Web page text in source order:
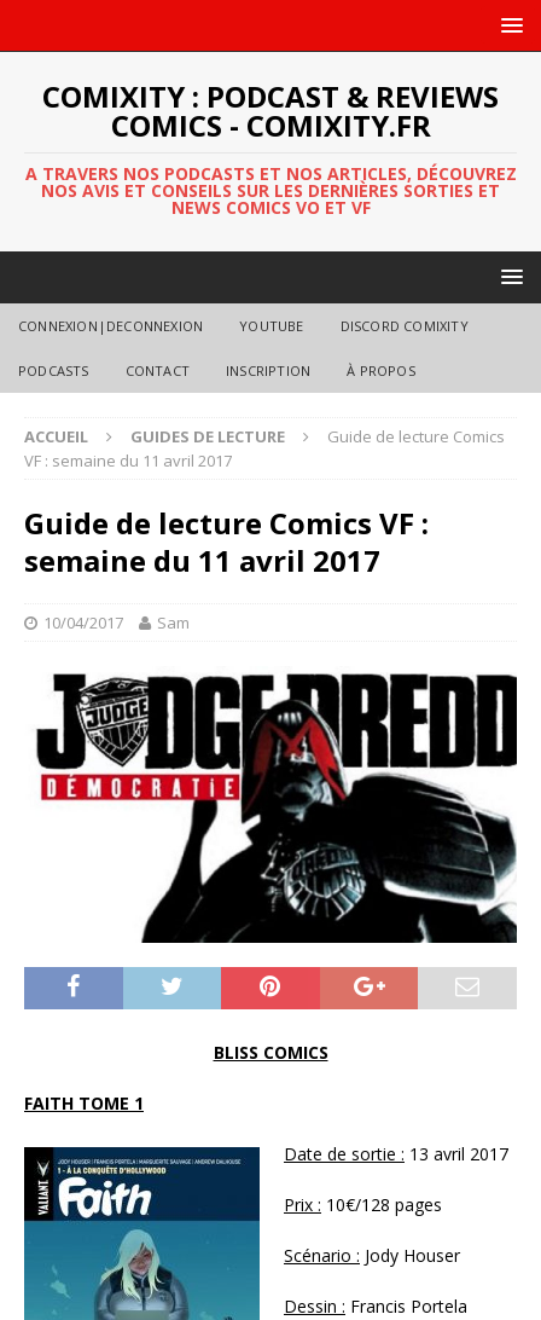
COMIXITY : PODCAST & REVIEWS
COMICS - COMIXITY.FR
A TRAVERS NOS PODCASTS ET NOS ARTICLES, DÉCOUVREZ
NOS AVIS ET CONSEILS SUR LES DERNIÈRES SORTIES ET
NEWS COMICS VO ET VF
CONNEXION|DECONNEXION YOUTUBE DISCORD COMIXITY
PODCASTS CONTACT INSCRIPTION À PROPOS
ACCUEIL GUIDES DE LECTURE
Guide de lecture Comics
VF : semaine du 11 avril 2017
Guide de lecture Comics VF :
semaine du 11 avril 2017
10/04/2017 Sam
BLISS COMICS
FAITH TOME 1
Date de sortie : 13 avril 2017
Prix : 10€/128 pages
Scénario : Jody Houser
Dessin : Francis Portela